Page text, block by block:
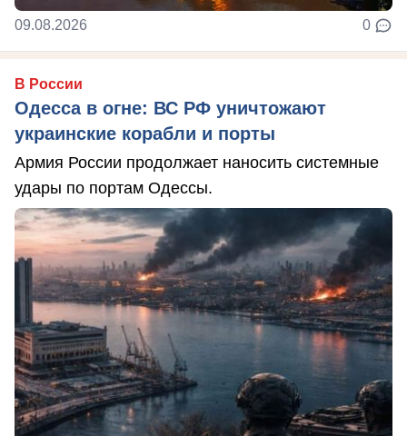
09.08.2026 0
В России
Одесса в огне: ВС РФ уничтожают
украинские корабли и порты
Армия России продолжает наносить системные
удары по портам Одессы.